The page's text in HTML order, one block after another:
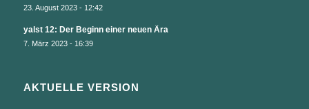
23. August 2023 - 12:42
yalst 12: Der Beginn einer neuen Ära
7. März 2023 - 16:39
AKTUELLE VERSION